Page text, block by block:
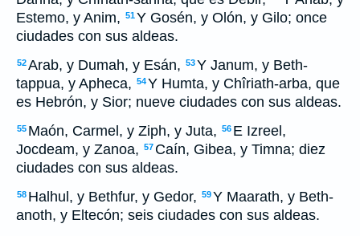
Estemo, y Anim, 51Y Gosén, y Olón, y Gilo; once
ciudades con sus aldeas.
52Arab, y Dumah, y Esán, 53Y Janum, y Beth-
tappua, y Apheca, 54Y Humta, y Chîriath-arba, que
es Hebrón, y Sior; nueve ciudades con sus aldeas.
55 Maón, Carmel, y Ziph, y Juta, 56 E Izreel,
Jocdeam, y Zanoa, 57 Caín, Gibea, y Timna; diez
ciudades con sus aldeas.
58 Halhul, y Bethfur, y Gedor, 59Y Maarath, y Beth-
anoth, y Eltecón; seis ciudades con sus aldeas.